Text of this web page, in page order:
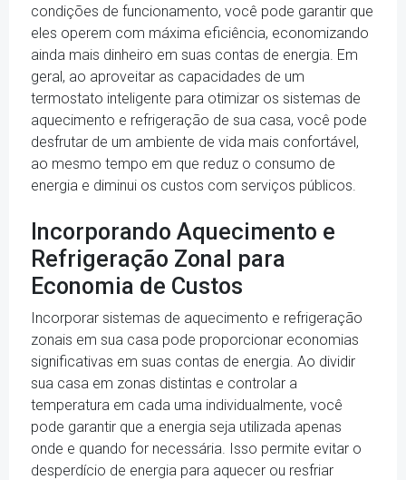
condições de funcionamento, você pode garantir que
eles operem com máxima eficiência, economizando
ainda mais dinheiro em suas contas de energia. Em
geral, ao aproveitar as capacidades de um
termostato inteligente para otimizar os sistemas de
aquecimento e refrigeração de sua casa, você pode
desfrutar de um ambiente de vida mais confortável,
ao mesmo tempo em que reduz o consumo de
energia e diminui os custos com serviços públicos.
Incorporando Aquecimento e
Refrigeração Zonal para
Economia de Custos
Incorporar sistemas de aquecimento e refrigeração
zonais em sua casa pode proporcionar economias
significativas em suas contas de energia. Ao dividir
sua casa em zonas distintas e controlar a
temperatura em cada uma individualmente, você
pode garantir que a energia seja utilizada apenas
onde e quando for necessária. Isso permite evitar o
desperdício de energia para aquecer ou resfriar